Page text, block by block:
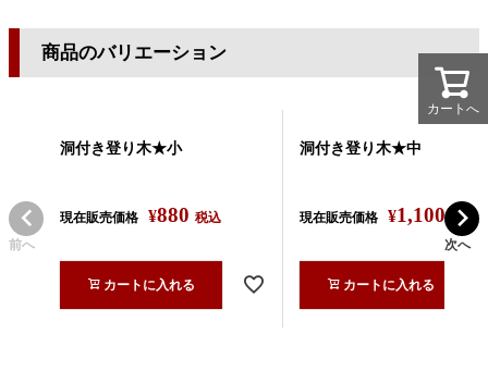
商品のバリエーション
前へ
洞付き登り木★小
現在販売価格 ¥880 税込
カートに入れる
洞付き登り木★中
現在販売価格 ¥1,100 税込
カートに入れる
次へ
カートへ
カートへ